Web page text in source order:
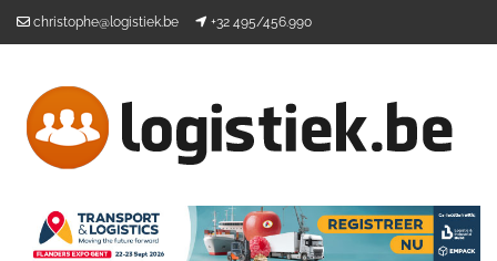
christophe@logistiek.be +32 495/456.990